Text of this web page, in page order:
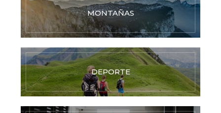
MONTAÑAS
DEPORTE